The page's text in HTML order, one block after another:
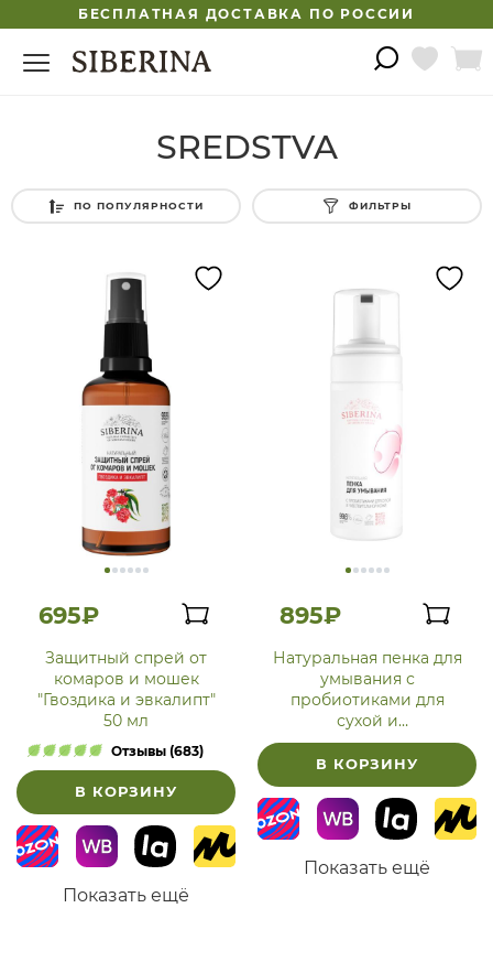
БЕСПЛАТНАЯ ДОСТАВКА ПО РОССИИ
SREDSTVA
ПО ПОПУЛЯРНОСТИ ФИЛЬТРЫ
695₽
Защитный спрей от
комаров и мошек
"Гвоздика и эвкалипт"
50 мл
Отзывы (683)
В КОРЗИНУ
Показать ещё
895₽
Натуральная пенка для
умывания с
пробиотиками для
сухой и
чувствительной кожи
В КОРЗИНУ
Показать ещё